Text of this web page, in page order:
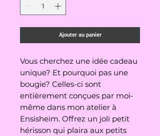
Ajouter au panier
Vous cherchez une idée cadeau
unique? Et pourquoi pas une
bougie? Celles-ci sont
entièrement conçues par moi-
même dans mon atelier à
Ensisheim. Offrez un joli petit
hérisson qui plaira aux petits